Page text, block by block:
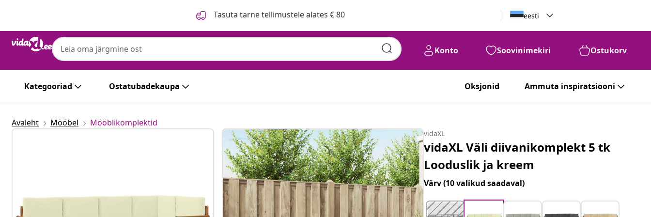
Tasuta tarne tellimustele alates € 80 eesti
Konto Soovinimekiri Ostukorv
Kategooriad Ostatubadekaupa Oksjonid Ammuta inspiratsiooni
Avaleht Mööbel Mööblikomplektid
vidaXL
vidaXL Väli diivanikomplekt 5 tk
Looduslik ja kreem
Värv(10 valikud saadaval)